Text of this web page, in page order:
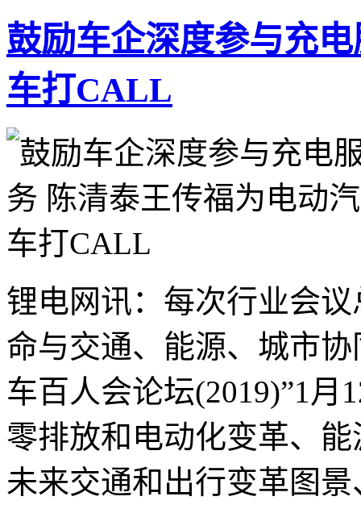
鼓励车企深度参与充
车打CALL
锂电网讯：每次行业会
命与交通、能源、城市
车百人会论坛(2019)”1
零排放和电动化变革、
未来交通和出行变革图